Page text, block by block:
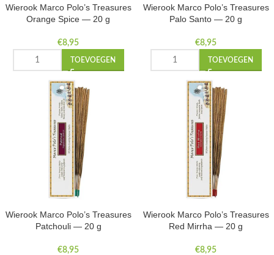
Wierook Marco Polo’s Treasures
Orange Spice — 20 g
€8,95
TOEVOEGEN
Wierook Marco Polo’s Treasures
Palo Santo — 20 g
€8,95
TOEVOEGEN
Wierook Marco Polo’s Treasures
Patchouli — 20 g
€8,95
Wierook Marco Polo’s Treasures
Red Mirrha — 20 g
€8,95